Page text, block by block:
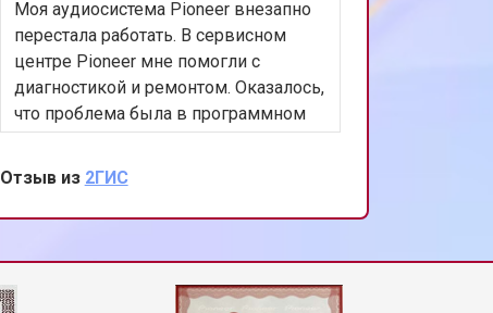
Моя аудиосистема Pioneer внезапно
перестала работать. В сервисном
центре Pioneer мне помогли с
диагностикой и ремонтом. Оказалось,
что проблема была в программном
обеспечении. Быстро и качественно
обновили ПО, и система снова
заиграла как новая. Огромное
спасибо за вашу работу и заботу о
Отзыв из 2ГИС